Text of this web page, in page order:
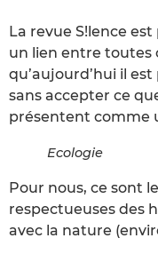
La revue S!lence
un lien entre toutes
qu’aujourd’hui il
sans accepter ce
présentent comme
Ecologie
Pour nous, ce sont
respectueuses des
avec la nature